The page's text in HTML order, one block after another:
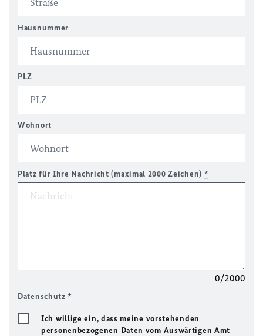
Hausnummer
PLZ
Wohnort
Platz für Ihre Nachricht (maximal 2000 Zeichen) *
0/2000
Datenschutz*
Ich willige ein, dass meine vorstehenden
personenbezogenen Daten vom Auswärtigen Amt